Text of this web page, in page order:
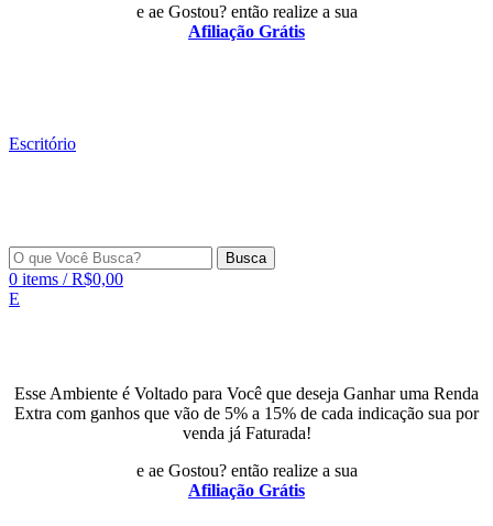
e ae Gostou? então realize a sua
Afiliação Grátis
Escritório
Busca
0 items / R$0,00
E
Esse Ambiente é Voltado para Você que deseja Ganhar uma Renda
Extra com ganhos que vão de 5% a 15% de cada indicação sua por
venda já Faturada!
e ae Gostou? então realize a sua
Afiliação Grátis